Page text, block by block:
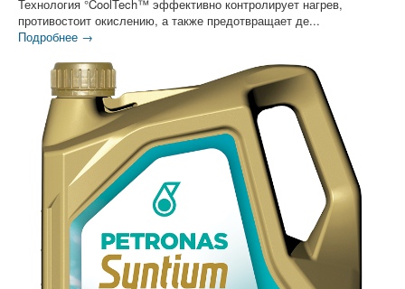
Технология °CoolTech™ эффективно контролирует нагрев,
противостоит окислению, а также предотвращает де...
Подробнее →